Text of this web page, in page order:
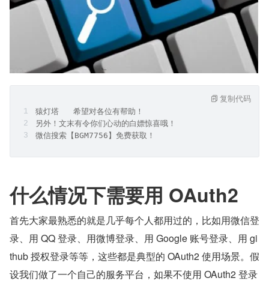
猿灯塔   希望对各位有帮助！
另外！文末有令你们心动的白嫖惊喜哦！
微信搜索【BGM7756】免费获取！
复制代码
什么情况下需要用 OAuth2
首先大家最熟悉的就是几乎每个人都用过的，比如用微信登
录、用 QQ 登录、用微博登录、用 Google 账号登录、用 gi
thub 授权登录等等，这些都是典型的 OAuth2 使用场景。假
设我们做了一个自己的服务平台，如果不使用 OAuth2 登录